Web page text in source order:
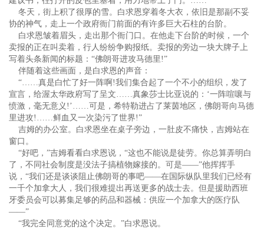
冬天，街上积了很厚的雪。白求恩穿着冬大衣，依旧是那副不妥
协的神气，走上一个政府衙门前面的有许多巨大石柱的台阶。
白求恩皱着眉头，走出那个衙门口。在他走下台阶的时候，一个
卖报的正在叫卖着，行人纷纷争购报纸。卖报的旁边一块大牌子上
写着头条新闻的标题：“佛朗哥进攻马德里!”
伴随着这些画面，是白求恩的声音：
“……真是白忙了好一阵啊!我们集合起了一个不小的组织，发了
宣言，给渥太华政府写了呈文……真象莎士比亚说的：‘一阵喧嚷与
愤激，毫无意义!’……可是，希特勒进占了莱茵地区，佛朗哥向马德
里进攻!……鲜血又一次染污了世界!”
吉姆的办公室。白求恩坐在桌子旁边，一肚皮不痛快，吉姆站在
窗口。
“好吧，”吉姆看看白求恩说，“这也不能说是徒劳。你总算弄明白
了，不同社会制度是没法子搞植物嫁接的。可是——”他挥挥手
说，“我们还是谈谈阻止佛朗哥的事吧——在国际纵队里我们已经有
一千个加拿大人，我们很难提出再送更多的战士去。但是援助西班
牙委员会可以募集足够的药品和器械：供应一个加拿大的医疗队
——”
“我完全同意党的这个决定。”白求恩说。